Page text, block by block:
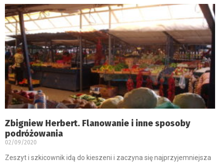
Zbigniew Herbert. Flanowanie i inne sposoby
podróżowania
02/09/2020
Zeszyt i szkicownik idą do kieszeni i zaczyna się najprzyjemniejsza